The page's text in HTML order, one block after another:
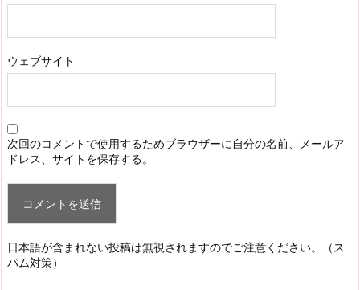
ウェブサイト
次回のコメントで使用するためブラウザーに自分の名前、メールア
ドレス、サイトを保存する。
日本語が含まれない投稿は無視されますのでご注意ください。（ス
パム対策）